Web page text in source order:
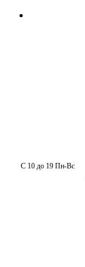
С 10 до 19 Пн-Вс